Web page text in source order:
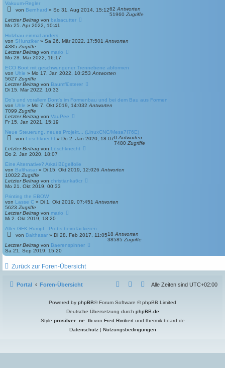
Vakuum-Regler
von Bernhard » So 31. Aug 2014, 15:1262 Antworten
51960 Zugriffe
Letzter Beitrag von balsacutter
Mo 25. Apr 2022, 10:41
Holzbau einmal anders
von SHunziker » Sa 26. Mär 2022, 17:501 Antworten
4385 Zugriffe
Letzter Beitrag von mario
Mo 28. Mär 2022, 16:17
ECO Boot mit geschwungener Trennebene abformen
von Uhle » Mo 17. Jan 2022, 10:253 Antworten
5627 Zugriffe
Letzter Beitrag von Baumflüsterer
Di 15. Mär 2022, 10:33
Do's und vorallem Dont's im Formenbau und bei dem Bau aus Formen
von Uhle » Mo 7. Okt 2019, 14:032 Antworten
7099 Zugriffe
Letzter Beitrag von VauPee
Fr 15. Jan 2021, 15:19
Neue Steuerung, neues Projekt... (LinuxCNC/Mesa7I76E)
von Löschknecht » Do 2. Jan 2020, 18:070 Antworten
7480 Zugriffe
Letzter Beitrag von Löschknecht
Do 2. Jan 2020, 18:07
Eine Alternative? Arkai Bügelfolie
von Balthasar » Di 15. Okt 2019, 12:026 Antworten
10022 Zugriffe
Letzter Beitrag von christianka6cr
Mo 21. Okt 2019, 00:33
Printing the EBOW
von Lasse C » Di 1. Okt 2019, 07:451 Antworten
5623 Zugriffe
Letzter Beitrag von mario
Mi 2. Okt 2019, 18:20
Alter GFK-Rumpf - Probs beim lackieren
von Balthasar » Di 28. Feb 2017, 11:0518 Antworten
38585 Zugriffe
Letzter Beitrag von Baerenspinner
Sa 21. Sep 2019, 15:20
Zurück zur Foren-Übersicht
Portal Foren-Übersicht Alle Zeiten sind UTC+02:00
Powered by phpBB® Forum Software © phpBB Limited
Deutsche Übersetzung durch phpBB.de
Style prosilver_ne_tbvon Fred Rimbertund thermik-board.de
Datenschutz | Nutzungsbedingungen